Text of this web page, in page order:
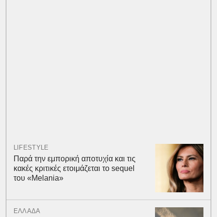
LIFESTYLE
Παρά την εμπορική αποτυχία και τις
κακές κριτικές ετοιμάζεται το sequel
του «Melania»
ΕΛΛΑΔΑ